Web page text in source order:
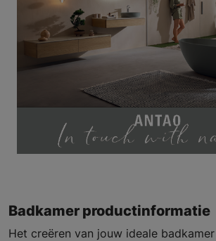
Badkamer productinformatie
Het creëren van jouw ideale